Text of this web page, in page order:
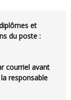
du poste :
responsable